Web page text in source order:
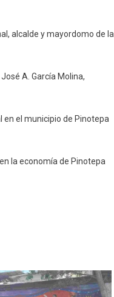
alcalde y mayordomo de la
A. García Molina,
en el municipio de Pinotepa
la economía de Pinotepa